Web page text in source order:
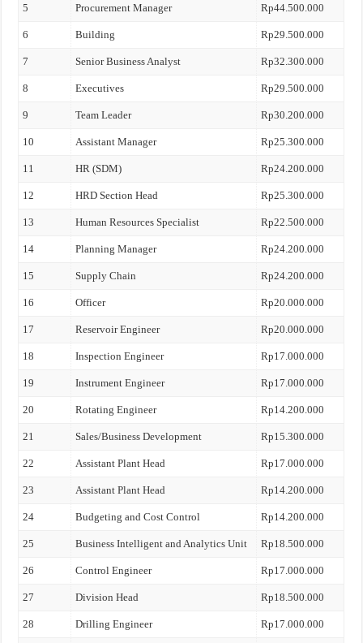
5 Procurement Manager Rp44.500.000
6 Building Rp29.500.000
7 Senior Business Analyst Rp32.300.000
8 Executives Rp29.500.000
9 Team Leader Rp30.200.000
10 Assistant Manager Rp25.300.000
11 HR (SDM) Rp24.200.000
12 HRD Section Head Rp25.300.000
13 Human Resources Specialist Rp22.500.000
14 Planning Manager Rp24.200.000
15 Supply Chain Rp24.200.000
16 Officer Rp20.000.000
17 Reservoir Engineer Rp20.000.000
18 Inspection Engineer Rp17.000.000
19 Instrument Engineer Rp17.000.000
20 Rotating Engineer Rp14.200.000
21 Sales/Business Development Rp15.300.000
22 Assistant Plant Head Rp17.000.000
23 Assistant Plant Head Rp14.200.000
24 Budgeting and Cost Control Rp14.200.000
25 Business Intelligent and Analytics Unit Rp18.500.000
26 Control Engineer Rp17.000.000
27 Division Head Rp18.500.000
28 Drilling Engineer Rp17.000.000